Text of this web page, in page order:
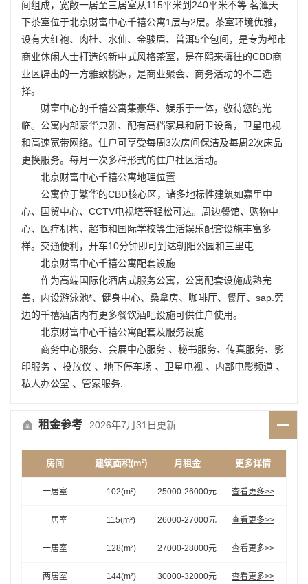
间组成，宽敞一居至三居室从115平米到240平米不等.茗滙天
下茶室位于北京财富中心千禧公寓1层与2层。茶室环境优雅，
设有大红袍、肉桂、水仙、金骏眉、普洱5个包间，是专为都市
商业休闲人士打造的新中式风格茶室，是在熙来攘往的CBD商
业区辟出的一方雅致桃源，是商业聚会、商务活动的不二选
择。
财富中心的千禧公寓集豪华、娱乐于一体，敬待您的光
临。公寓内部豪华典雅、配有高档家具和厨卫设备，卫星电视
和高速宽带网络。住户可享受每周3次房间保洁及每周2次床品
更换服务。每月一次多种形式的住户社区活动。
北京财富中心千禧公寓地理位置
公寓位于繁华的CBD核心区，诸多地标性建筑如嘉里中
心、国贸中心、CCTV电视塔等轻松可达。周边餐馆、购物中
心、医疗机构、超市和国际学校等生活娱乐配套设施丰富多
样。交通便利，开车10分钟即可到达朝阳公园和三里屯
北京财富中心千禧公寓配套设施
作为高端国际化酒店式服务公寓，公寓配套设施成熟完
善，内设游泳池*、健身中心、桑拿房、咖啡厅、餐厅、sap.旁
边的千禧酒店内有更多餐饮酒吧设施可供住户使用。
北京财富中心千禧公寓配套及服务设施:
商务中心服务、会展中心服务 、秘书服务、传真服务、影
印服务 、投放仪 、地下停车场 、卫星电视 、内部电影频道 、
私人办公室 、管家服务.
租金参考 2026年7月31日更新
房间 建筑面积(m²) 月租金 更多详情
一居室 102(m²) 25000-26000元 查看更多>>
一居室 115(m²) 26000-27000元 查看更多>>
一居室 128(m²) 27000-28000元 查看更多>>
两居室 144(m²) 30000-32000元 查看更多>>